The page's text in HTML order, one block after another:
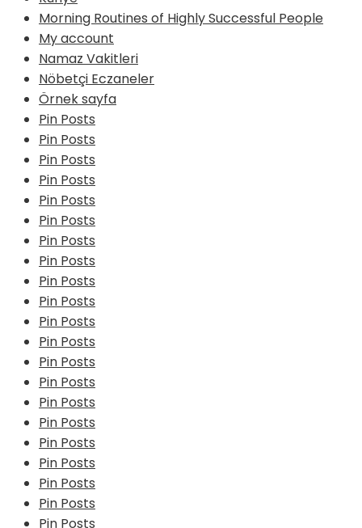
Morning Routines of Highly Successful People
My account
Namaz Vakitleri
Nöbetçi Eczaneler
Örnek sayfa
Pin Posts
Pin Posts
Pin Posts
Pin Posts
Pin Posts
Pin Posts
Pin Posts
Pin Posts
Pin Posts
Pin Posts
Pin Posts
Pin Posts
Pin Posts
Pin Posts
Pin Posts
Pin Posts
Pin Posts
Pin Posts
Pin Posts
Pin Posts
Pin Posts